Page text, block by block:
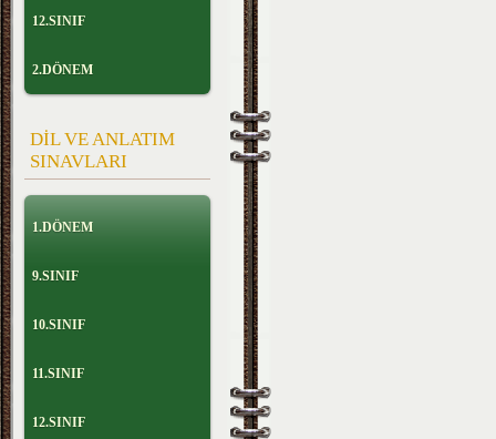
12.SINIF
2.DÖNEM
DİL VE ANLATIM
SINAVLARI
1.DÖNEM
9.SINIF
10.SINIF
11.SINIF
12.SINIF